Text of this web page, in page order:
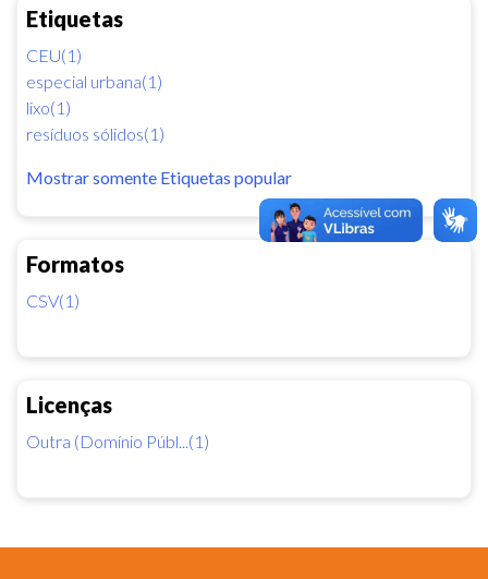
Etiquetas
CEU(1)
especial urbana(1)
lixo(1)
resíduos sólidos(1)
Mostrar somente Etiquetas popular
Formatos
CSV(1)
Licenças
Outra (Domínio Públ...(1)